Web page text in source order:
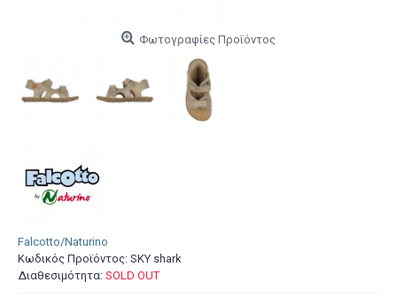
Φωτογραφίες Προϊόντος
Falcotto/Naturino
Κωδικός Προϊόντος: SKY shark
Διαθεσιμότητα: SOLD OUT